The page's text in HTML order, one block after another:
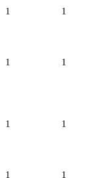
1 1
1 1
1 1
1 1